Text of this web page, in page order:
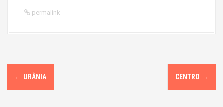
permalink
P
o
← URÂNIA CENTRO →